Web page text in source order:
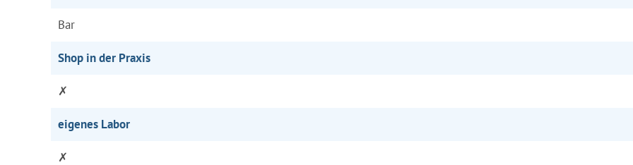
Bar
Shop in der Praxis
✗
eigenes Labor
✗